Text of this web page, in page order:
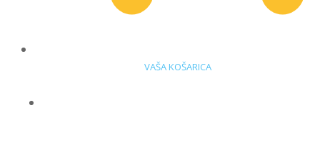
VAŠA KOŠARICA